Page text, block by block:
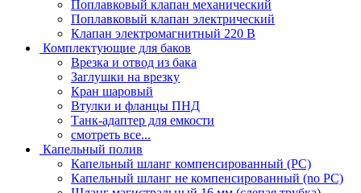
Поплавковый клапан механический
Поплавковый клапан электрический
Клапан электромагнитный 220 В
Комплектующие для баков
Врезка и отвод из бака
Заглушки на врезку
Кран шаровый
Втулки и фланцы ПНД
Танк-адаптер для емкости
смотреть все...
Капельный полив
Капельный шланг компенсированный (PC)
Капельный шланг не компенсированный (no PC)